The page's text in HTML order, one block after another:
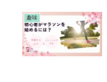
趣味